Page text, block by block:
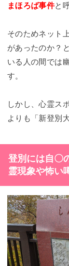
まほろば事件と
そのためネット
があったのか？
いる人の間では
す。
しかし、心霊ス
よりも「新登別
登別には自〇
霊現象や怖い